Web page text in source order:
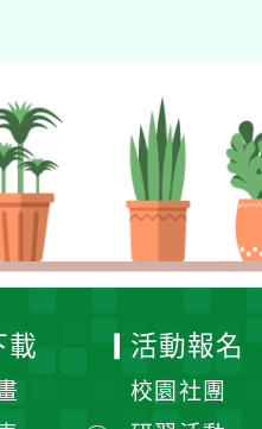
載 活動報名
校園社團